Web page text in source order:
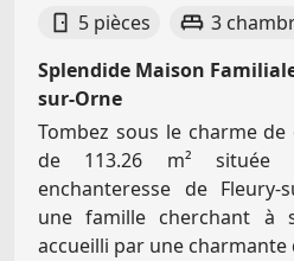
5 pièces 3
Splendide Maison
sur-Orne
Tombez sous le charme
de 113.26 m² située
enchanteresse de
une famille cherchant à
accueilli par une charmante